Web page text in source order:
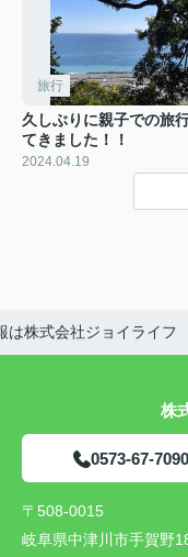
旅行
久しぶりに親子での旅
てきました！！
2024.04.19
は株式会社ジョイライフ
株
0573-67-7090
〒508-0015
岐阜県中津川市手賀野